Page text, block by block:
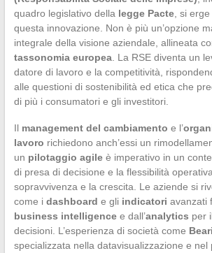
quadro legislativo della legge Pacte, si
questa innovazione. Non è più un’opzione
integrale della visione aziendale, allineata
tassonomia europea. La RSE diventa un
datore di lavoro e la competitività,
alle questioni di sostenibilità ed etica che
di più i consumatori e gli investitori.
Il management del cambiamento e l’
lavoro richiedono anch’essi un
un pilotaggio agileè imperativo in un
di presa di decisione e la flessibilità
sopravvivenza e la crescita. Le aziende si
come i dashboard e gli indicatori avanzati
business intelligencee dall’analytics per
decisioni. L’esperienza di società come
specializzata nella datavisualizzazione e nel